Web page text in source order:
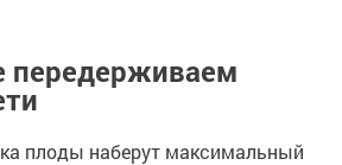
передерживаем
плоды наберут максимальный